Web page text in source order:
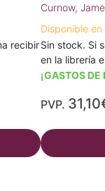
recibir
Curnow,
Disponible
Sin stock. Si
en la librería
¡GASTOS DE
PVP.